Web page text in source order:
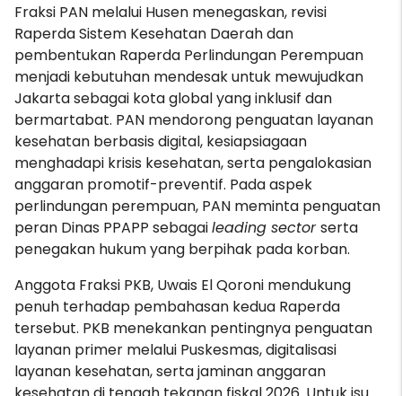
Fraksi PAN melalui Husen menegaskan, revisi
Raperda Sistem Kesehatan Daerah dan
pembentukan Raperda Perlindungan Perempuan
menjadi kebutuhan mendesak untuk mewujudkan
Jakarta sebagai kota global yang inklusif dan
bermartabat. PAN mendorong penguatan layanan
kesehatan berbasis digital, kesiapsiagaan
menghadapi krisis kesehatan, serta pengalokasian
anggaran promotif-preventif. Pada aspek
perlindungan perempuan, PAN meminta penguatan
peran Dinas PPAPP sebagaileading sectorserta
penegakan hukum yang berpihak pada korban.
Anggota Fraksi PKB, Uwais El Qoroni mendukung
penuh terhadap pembahasan kedua Raperda
tersebut. PKB menekankan pentingnya penguatan
layanan primer melalui Puskesmas, digitalisasi
layanan kesehatan, serta jaminan anggaran